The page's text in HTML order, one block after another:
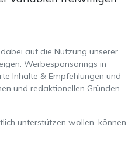
auf die Nutzung unserer
Werbesponsorings in
Inhalte & Empfehlungen und
und redaktionellen Gründen
unterstützen wollen, können